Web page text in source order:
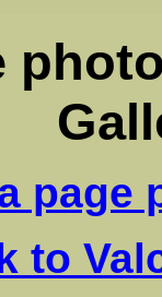
page
to